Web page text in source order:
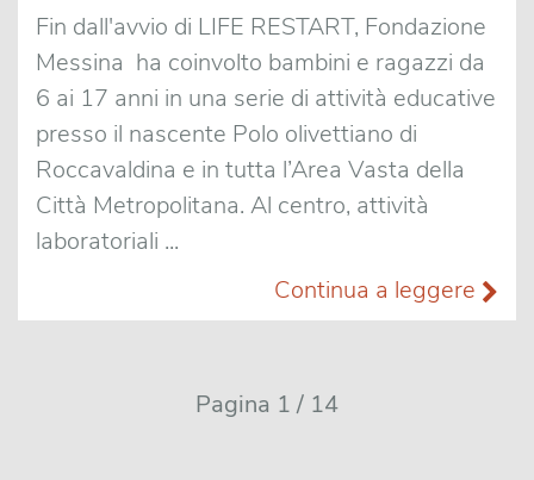
Fin dall'avvio di LIFE RESTART, Fondazione
Messina ha coinvolto bambini e ragazzi da
6 ai 17 anni in una serie di attività educative
presso il nascente Polo olivettiano di
Roccavaldina e in tutta l’Area Vasta della
Città Metropolitana. Al centro, attività
laboratoriali ...
Continua a leggere
Pagina 1 / 14